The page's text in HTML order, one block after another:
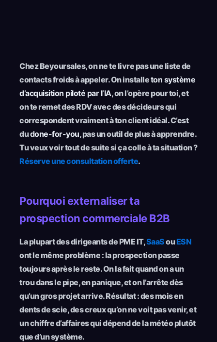
Chez Beyoursales, on ne te livre pas une liste de
contacts froids à appeler. On installeton système
d’acquisition piloté par l’IA, on l’opère pour toi, et
on te remet des RDV avec des décideurs qui
correspondent vraiment à ton client idéal. C’est
dudone-for-you, pas un outil de plus à apprendre.
Tu veux voir tout de suite si ça colle à ta situation ?
Réserve une consultation offerte.
Pourquoi externaliser ta
prospection commerciale B2B
La plupart des dirigeants de PME IT,SaaSouESN
ont le même problème : la prospection passe
toujours après le reste. On la fait quand on a un
trou dans le pipe, en panique, et on l’arrête dès
qu’un gros projet arrive. Résultat : des mois en
dents de scie, des creux qu’on ne voit pas venir, et
un chiffre d’affaires qui dépend de la météo plutôt
que d’un système.